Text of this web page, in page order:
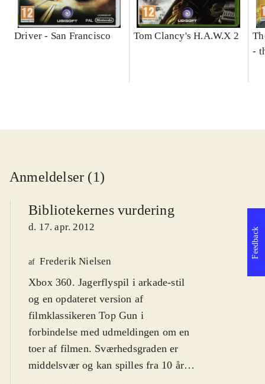
Driver - San Francisco Tom Clancy's H.A.W.X 2
-
Anmeldelser (1)
Bibliotekernes vurdering
d. 17. apr. 2012
af Frederik Nielsen
Xbox 360. Jagerflyspil i arkade-stil
og en opdateret version af
filmklassikeren Top Gun i
forbindelse med udmeldingen om en
toer af filmen. Sværhedsgraden er
middelsvær og kan spilles fra 10 år,
Feedback